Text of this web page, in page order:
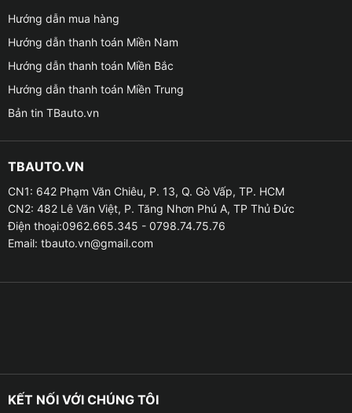
OBDII hoặc GPS, giúp bạn dễ dàng kiểm soát tốc độ
mà không cần nhìn xuống đồng hồ.
Cảnh báo quá tốc độ
– H1AS có thể cài đặt giới hạn tốc độ tùy chọn. Khi
vượt quá, hệ thống sẽ phát âm thanh cảnh báo, giúp
bạn lái xe an toàn hơn và tránh vi phạm giao thông.
Theo dõi lốp xe chính xác
HUD H1AS kèm theo giải pháp theo dõi thông tin nhiệt
độ và áp suất lốp xe bằng cảm biến TPMS sử dụng
Chip cảm biến Infineon SP40 của Đức sản xuất đảm
– Hiển thị áp suất lốp xe
Hướng dẫn mua hàng
Hướng dẫn thanh toán Miền Nam
Hướng dẫn thanh toán Miền Bắc
Hướng dẫn thanh toán Miền Trung
Bản tin TBauto.vn
TBAUTO.VN
CN1: 642 Phạm Văn Chiêu, P. 13, Q. Gò Vấp, TP. HCM
CN2: 482 Lê Văn Việt, P. Tăng Nhơn Phú A, TP Thủ Đức
Điện thoại:0962.665.345 - 0798.74.75.76
Email: tbauto.vn@gmail.com
KẾT NỐI VỚI CHÚNG TÔI